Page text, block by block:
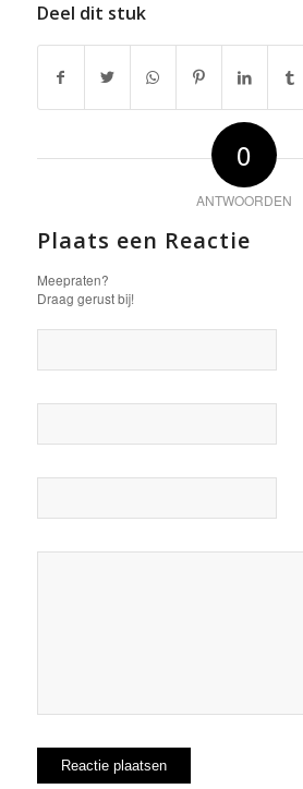
Deel dit stuk
0
ANTWOORDEN
Plaats een Reactie
Meepraten?
Draag gerust bij!